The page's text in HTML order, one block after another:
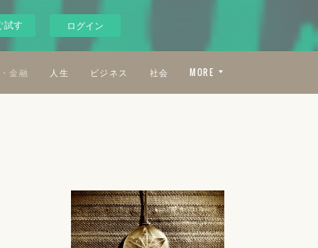
試す ログイン
金融 人生 ビジネス 社会 MORE